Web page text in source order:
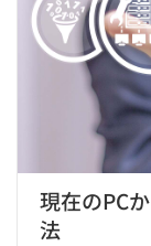
現在のPC
法